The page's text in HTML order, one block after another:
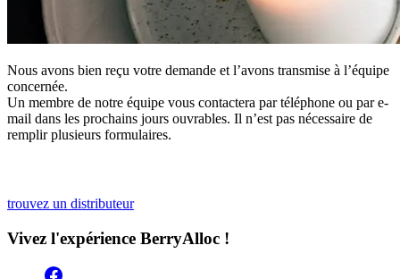
Nous avons bien reçu votre demande et l’avons transmise à l’équipe
concernée.
Un membre de notre équipe vous contactera par téléphone ou par e-
mail dans les prochains jours ouvrables. Il n’est pas nécessaire de
remplir plusieurs formulaires.
trouvez un distributeur
Vivez l'expérience BerryAlloc !